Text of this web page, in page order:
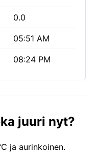
0.0
05:51 AM
08:24 PM
juuri nyt?
ja aurinkoinen.